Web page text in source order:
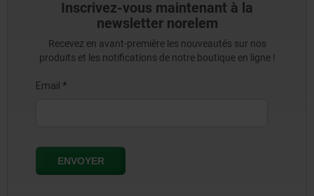
Inscrivez-vous maintenant à la
newsletter norelem
Recevez en avant-première les nouveautés sur nos
produits et les notifications de notre boutique en ligne !